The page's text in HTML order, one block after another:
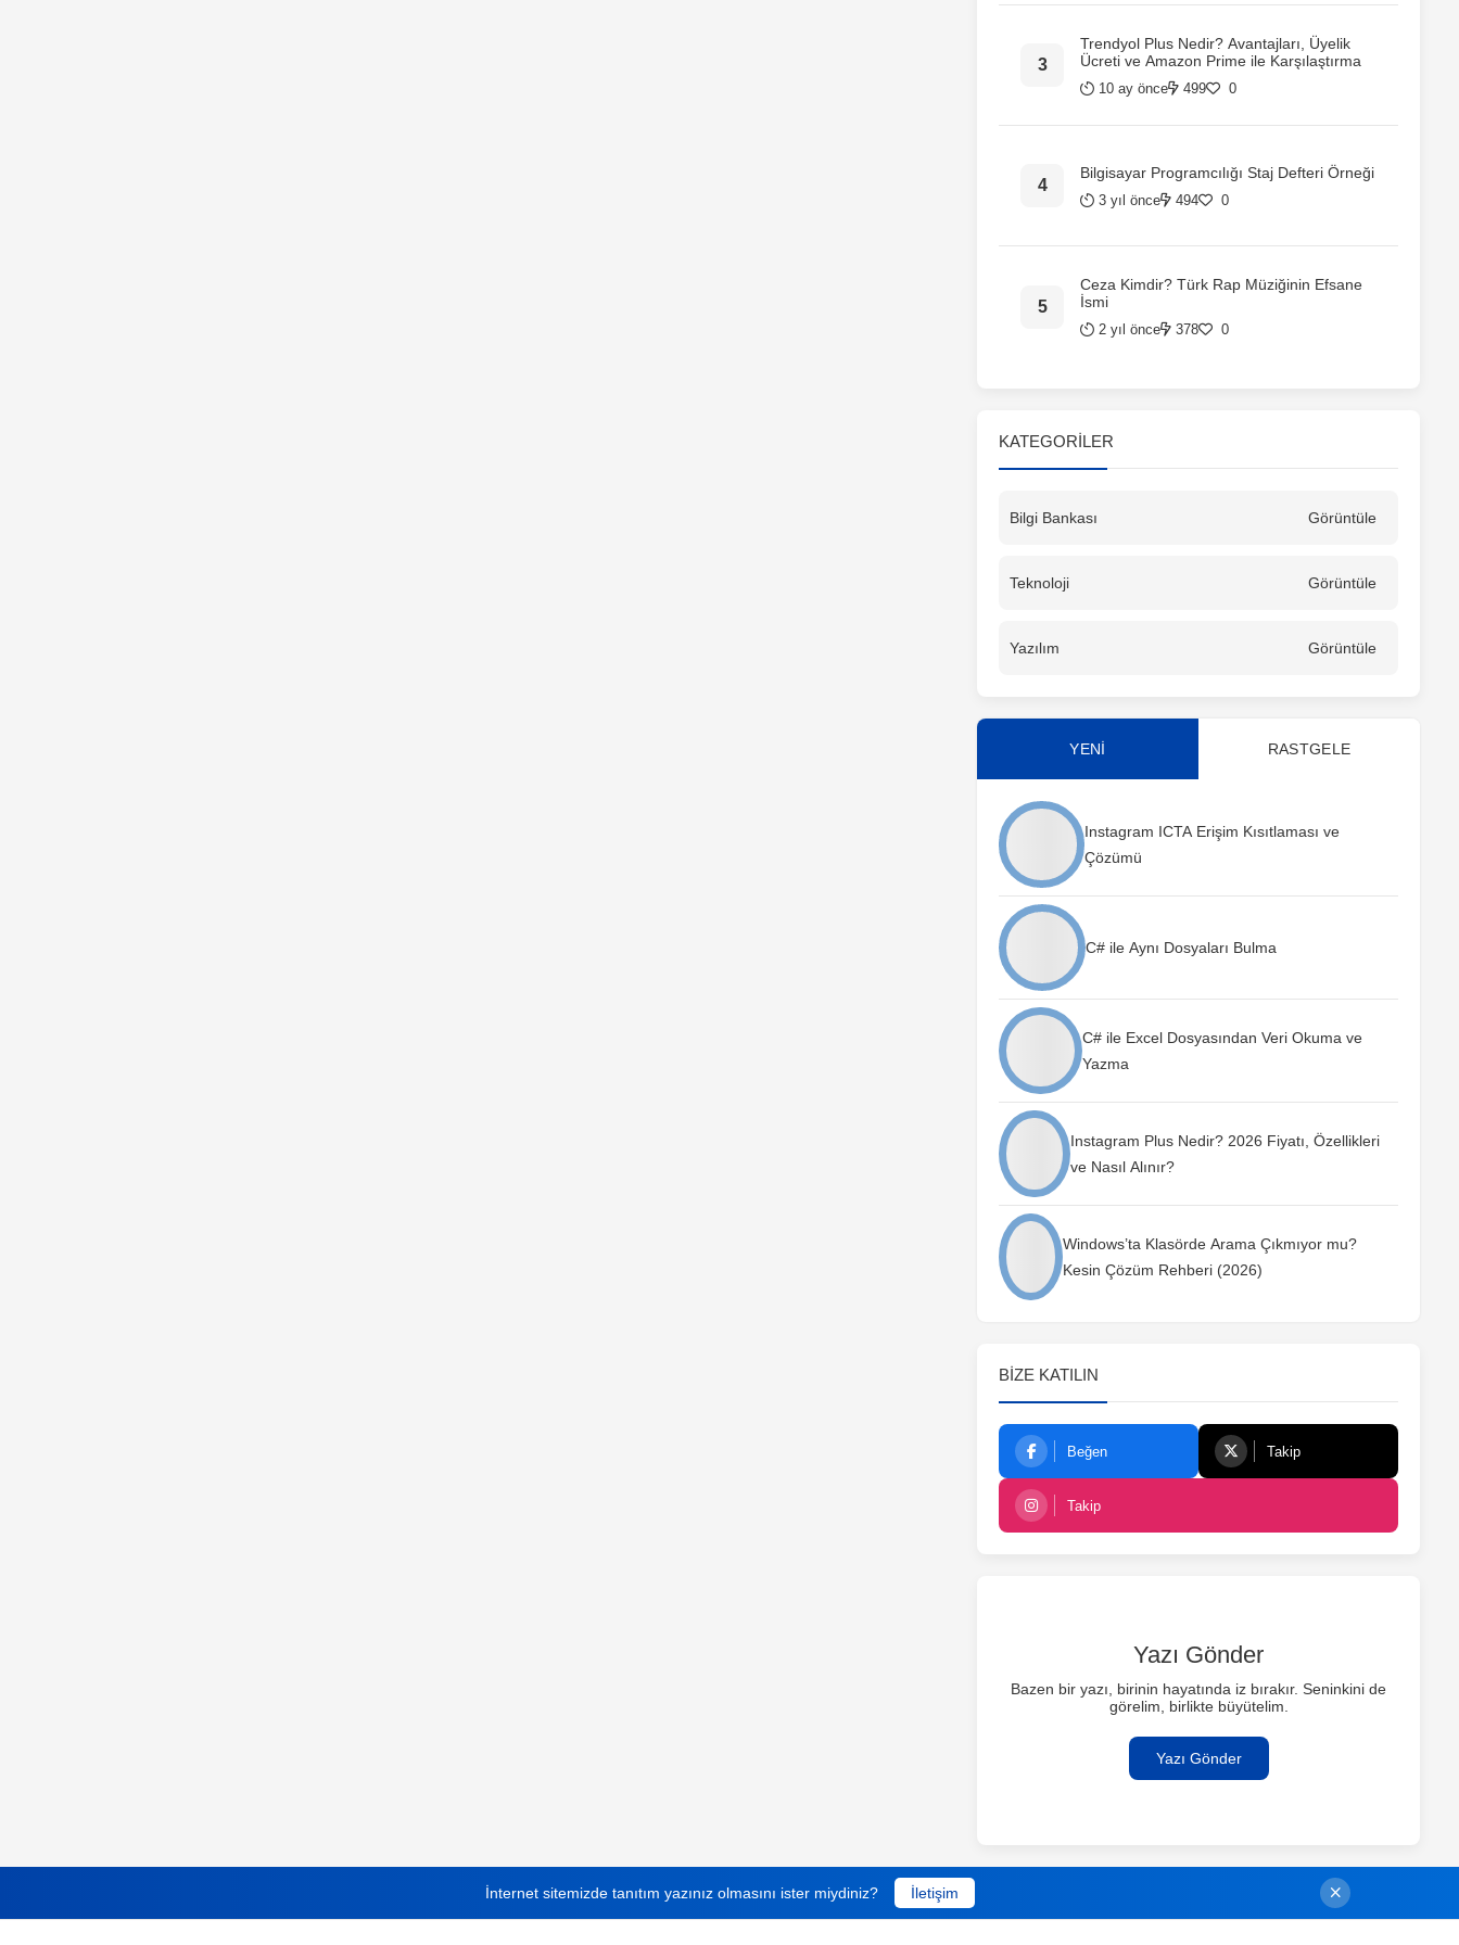
Trendyol Plus Nedir? Avantajları, Üyelik
Ücreti ve Amazon Prime ile Karşılaştırma
10 ay önce 499 0
Bilgisayar Programcılığı Staj Defteri Örneği
3 yıl önce 494 0
Ceza Kimdir? Türk Rap Müziğinin Efsane
İsmi
2 yıl önce 378 0
KATEGORILER
Bilgi Bankası Görüntüle
Teknoloji Görüntüle
Yazılım Görüntüle
YENİ RASTGELE
Instagram ICTA Erişim Kısıtlaması ve
Çözümü
C# ile Aynı Dosyaları Bulma
C# ile Excel Dosyasından Veri Okuma ve
Yazma
Instagram Plus Nedir? 2026 Fiyatı, Özellikleri
ve Nasıl Alınır?
Windows’ta Klasörde Arama Çıkmıyor mu?
Kesin Çözüm Rehberi (2026)
BIZE KATILIN
Beğen Takip
Takip
Yazı Gönder
Bazen bir yazı, birinin hayatında iz bırakır. Seninkini de
görelim, birlikte büyütelim.
Yazı Gönder
İnternet sitemizde tanıtım yazınız olmasını ister miydiniz? İletişim